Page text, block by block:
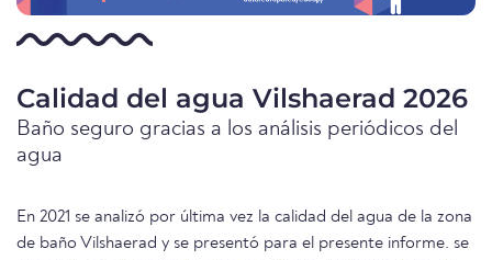
Calidad del agua Vilshaerad 2026
Baño seguro gracias a los análisis periódicos del
agua
En 2021 se analizó por última vez la calidad del agua de la zona
de baño Vilshaerad y se presentó para el presente informe. se